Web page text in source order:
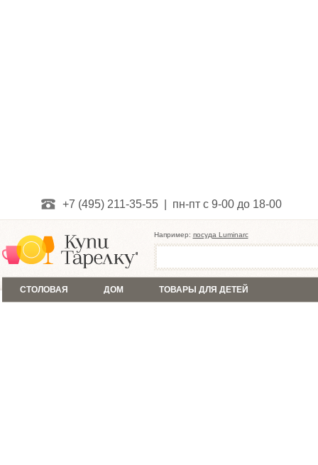
+7 (495) 211-35-55 | пн-пт с 9-00 до 18-00
Например: посуда Luminarc
СТОЛОВАЯ ДОМ ТОВАРЫ ДЛЯ ДЕТЕЙ